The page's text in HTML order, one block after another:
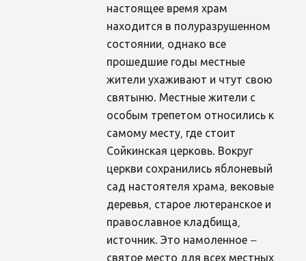
настоящее время храм
находится в полуразрушенном
состоянии, однако все
прошедшие годы местные
жители ухаживают и чтут свою
святыню. Местные жители с
особым трепетом относились к
самому месту, где стоит
Сойкинская церковь. Вокруг
церкви сохранились яблоневый
сад настоятеля храма, вековые
деревья, старое лютеранское и
православное кладбища,
источник. Это намоленное –